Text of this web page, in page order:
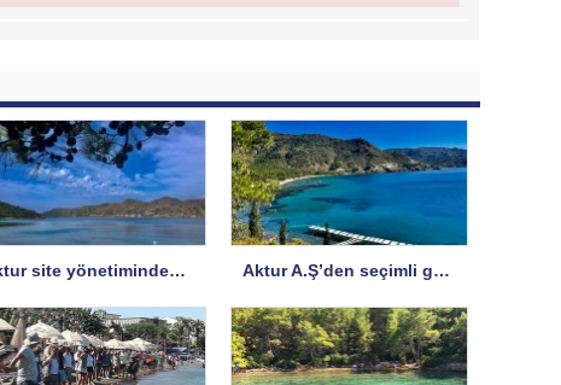
Aktur site yönetiminden A.Ş’ye yanıt Aktur A.Ş’den seçimli genel kurul hakkında uyarı